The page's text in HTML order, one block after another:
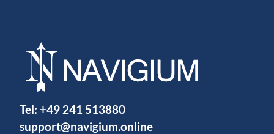
Tel: +49 241 513880
support@navigium.online